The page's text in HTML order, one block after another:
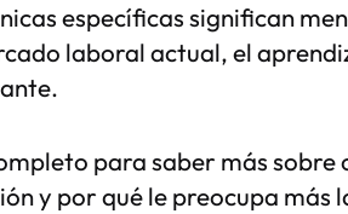
específicas significan
laboral actual, el
para saber más
y por qué le preocupa más